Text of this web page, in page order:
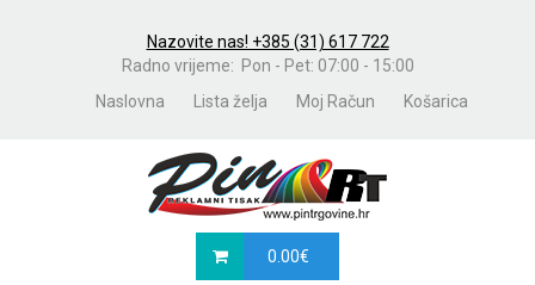
Nazovite nas! +385 (31) 617 722
Radno vrijeme: Pon - Pet: 07:00 - 15:00
Naslovna
Lista želja Moj Račun Košarica
0.00€